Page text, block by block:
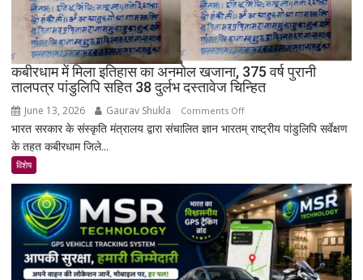
का
सबसे
रहस्यमयी
गांव?
कबीरधाम में मिला इतिहास का अनमोल खजाना, 375 वर्ष पुरानी
तालपत्र पांडुलिपि सहित 38 दुर्लभ दस्तावेज चिन्हित
June 13, 2026 Gaurav Shukla Comments Offon
कबीरधाम
का
अनमोल
खजाना,
375
वर्ष
भारत सरकार के संस्कृति मंत्रालय द्वारा संचालित ज्ञान भारतम् राष्ट्रीय पांडुलिपि सर्वेक्षण
के तहत कबीरधाम जिले...
विशेष